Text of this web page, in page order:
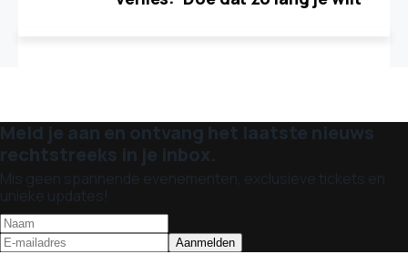
Meld je aan en ontvang het laatste nieuws
rechtstreeks in je inbox.
Mis geen spannende evenementen, exclusieve tickets en
unieke updates!